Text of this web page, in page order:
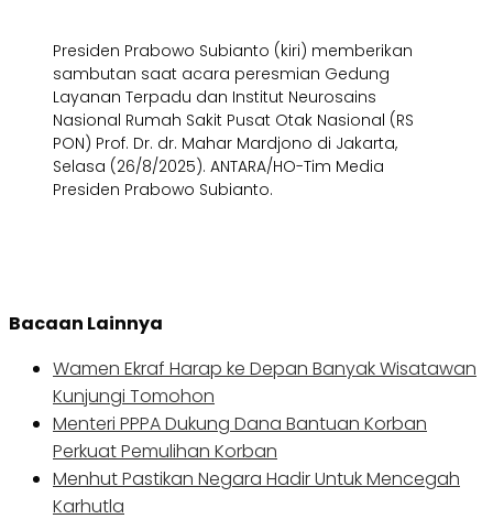
Presiden Prabowo Subianto (kiri) memberikan
sambutan saat acara peresmian Gedung
Layanan Terpadu dan Institut Neurosains
Nasional Rumah Sakit Pusat Otak Nasional (RS
PON) Prof. Dr. dr. Mahar Mardjono di Jakarta,
Selasa (26/8/2025). ANTARA/HO-Tim Media
Presiden Prabowo Subianto.
Bacaan Lainnya
Wamen Ekraf Harap ke Depan Banyak Wisatawan
Kunjungi Tomohon
Menteri PPPA Dukung Dana Bantuan Korban
Perkuat Pemulihan Korban
Menhut Pastikan Negara Hadir Untuk Mencegah
Karhutla